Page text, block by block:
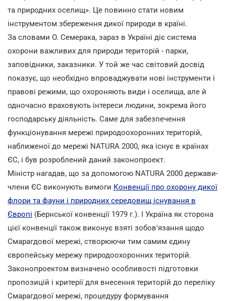
та природних оселищ». Це повинно стати новим
інструментом збереження дикої природи в країні.
За словами О. Семерака, зараз в Україні діє система
охорони важливих для природи територій - парки,
заповідники, заказники. У той же час світовий досвід
показує, що необхідно впроваджувати нові інструменти і
правові режими, що охороняють види і оселища, але й
одночасно враховують інтереси людини, зокрема його
господарську діяльність. Саме для забезпечення
функціонування мережі природоохоронних територій,
наближеної до мережі NATURA 2000, яка існує в країнах
ЄС, і був розроблений даний законопроект.
Міністр нагадав, що за допомогою NATURA 2000 держави-
члени ЄС виконують вимоги Конвенції про охорону дикої
флори та фауни і природних середовищ існування в
Європі (Бернської конвенції 1979 г.). І Україна як сторона
цієї конвенції також виконує взяті зобов'язання щодо
Смарагдової мережі, створюючи тим самим єдину
європейську мережу природоохоронних територій.
Законопроектом визначено особливості підготовки
пропозицій і критерії для внесення територій до переліку
Смарагдової мережі, процедуру формування